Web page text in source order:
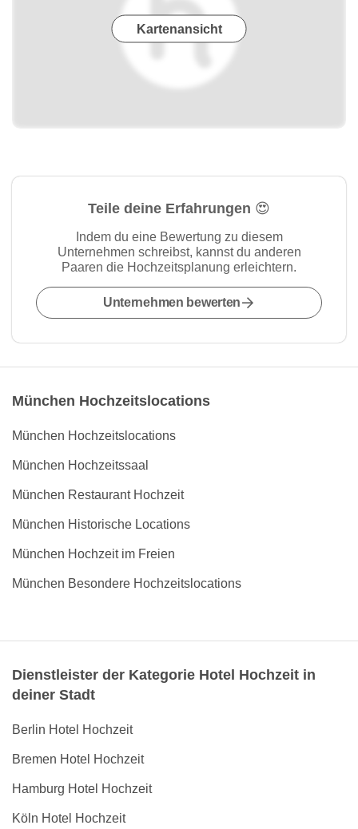
Kartenansicht
Teile deine Erfahrungen 😍
Indem du eine Bewertung zu diesem
Unternehmen schreibst, kannst du anderen
Paaren die Hochzeitsplanung erleichtern.
Unternehmen bewerten
München Hochzeitslocations
München Hochzeitslocations
München Hochzeitssaal
München Restaurant Hochzeit
München Historische Locations
München Hochzeit im Freien
München Besondere Hochzeitslocations
Dienstleister der Kategorie Hotel Hochzeit in
deiner Stadt
Berlin Hotel Hochzeit
Bremen Hotel Hochzeit
Hamburg Hotel Hochzeit
Köln Hotel Hochzeit